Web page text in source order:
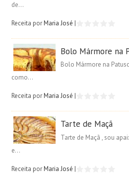
de...
Receita porMaria José |
Bolo Mármore na
Bolo Mármore na
como...
Receita porMaria José |
Tarte de Maçã
Tarte de Maçã , sou
e...
Receita porMaria José |